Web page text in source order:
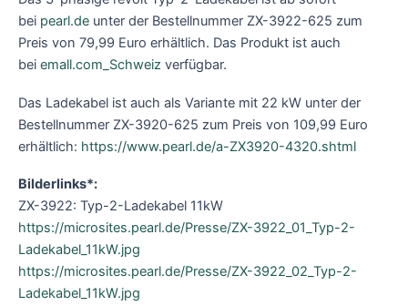
bei pearl.de unter der Bestellnummer ZX-3922-625 zum
Preis von 79,99 Euro erhältlich. Das Produkt ist auch
bei emall.com_Schweiz verfügbar.
Das Ladekabel ist auch als Variante mit 22 kW unter der
Bestellnummer ZX-3920-625 zum Preis von 109,99 Euro
erhältlich: https://www.pearl.de/a-ZX3920-4320.shtml
Bilderlinks*:
ZX-3922: Typ-2-Ladekabel 11kW
https://microsites.pearl.de/Presse/ZX-3922_01_Typ-2-
Ladekabel_11kW.jpg
https://microsites.pearl.de/Presse/ZX-3922_02_Typ-2-
Ladekabel_11kW.jpg